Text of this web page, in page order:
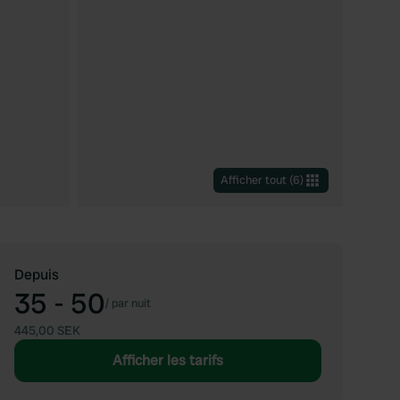
Afficher tout (6)
Depuis
35 - 50/ par nuit
445,00 SEK
Afficher les tarifs